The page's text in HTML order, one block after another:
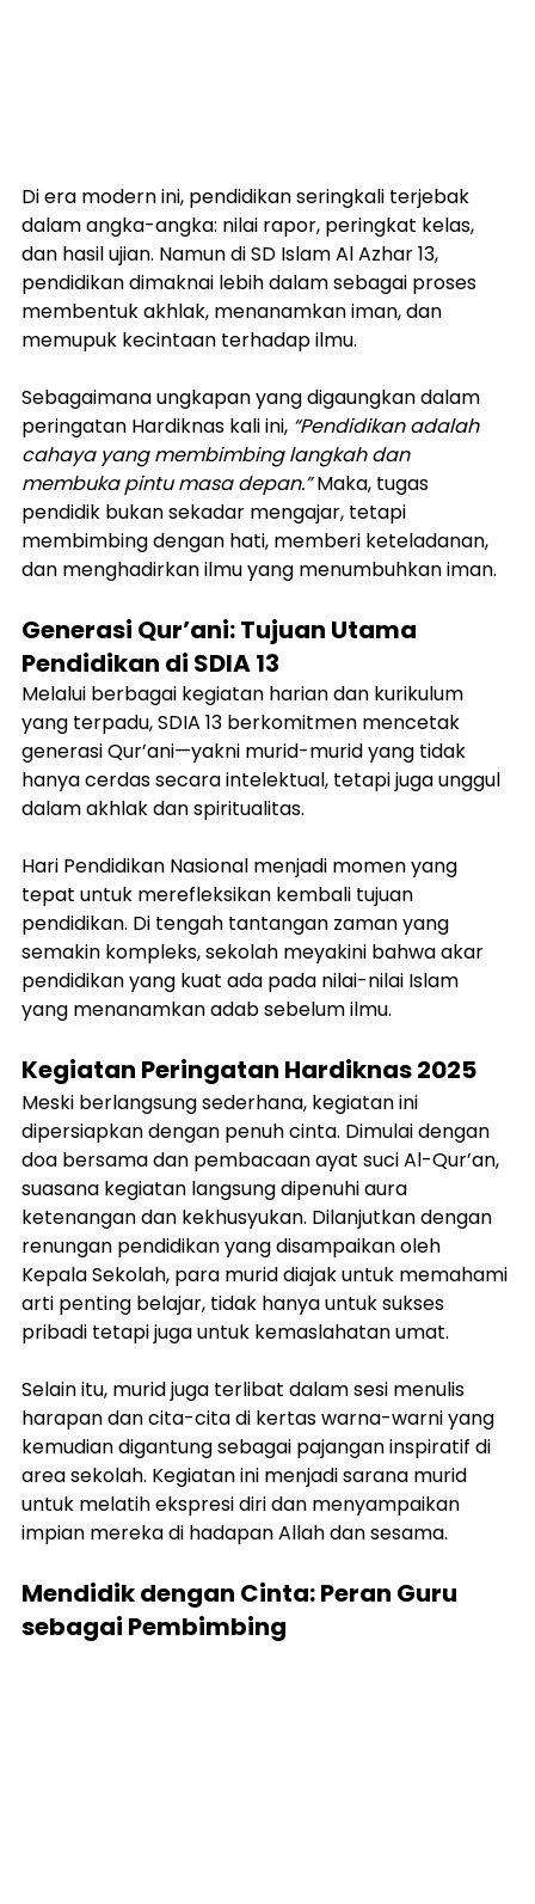
Di era modern ini, pendidikan seringkali terjebak
dalam angka-angka: nilai rapor, peringkat kelas,
dan hasil ujian. Namun di SD Islam Al Azhar 13,
pendidikan dimaknai lebih dalam sebagai proses
membentuk akhlak, menanamkan iman, dan
memupuk kecintaan terhadap ilmu.
Sebagaimana ungkapan yang digaungkan dalam
peringatan Hardiknas kali ini, “Pendidikan adalah
cahaya yang membimbing langkah dan
membuka pintu masa depan.” Maka, tugas
pendidik bukan sekadar mengajar, tetapi
membimbing dengan hati, memberi keteladanan,
dan menghadirkan ilmu yang menumbuhkan iman.
Generasi Qur’ani: Tujuan Utama
Pendidikan di SDIA 13
Melalui berbagai kegiatan harian dan kurikulum
yang terpadu, SDIA 13 berkomitmen mencetak
generasi Qur’ani—yakni murid-murid yang tidak
hanya cerdas secara intelektual, tetapi juga unggul
dalam akhlak dan spiritualitas.
Hari Pendidikan Nasional menjadi momen yang
tepat untuk merefleksikan kembali tujuan
pendidikan. Di tengah tantangan zaman yang
semakin kompleks, sekolah meyakini bahwa akar
pendidikan yang kuat ada pada nilai-nilai Islam
yang menanamkan adab sebelum ilmu.
Kegiatan Peringatan Hardiknas 2025
Meski berlangsung sederhana, kegiatan ini
dipersiapkan dengan penuh cinta. Dimulai dengan
doa bersama dan pembacaan ayat suci Al-Qur’an,
suasana kegiatan langsung dipenuhi aura
ketenangan dan kekhusyukan. Dilanjutkan dengan
renungan pendidikan yang disampaikan oleh
Kepala Sekolah, para murid diajak untuk memahami
arti penting belajar, tidak hanya untuk sukses
pribadi tetapi juga untuk kemaslahatan umat.
Selain itu, murid juga terlibat dalam sesi menulis
harapan dan cita-cita di kertas warna-warni yang
kemudian digantung sebagai pajangan inspiratif di
area sekolah. Kegiatan ini menjadi sarana murid
untuk melatih ekspresi diri dan menyampaikan
impian mereka di hadapan Allah dan sesama.
Mendidik dengan Cinta: Peran Guru
sebagai Pembimbing